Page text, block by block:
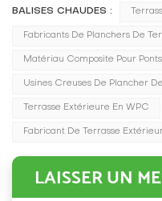
BALISES CHAUDES :
Fabricants De Planchers De
Matériau Composite Pour Ponts
Usines Creuses De Plancher
Terrasse Extérieure En WPC
Fabricant De Terrasse
LAISSER UN